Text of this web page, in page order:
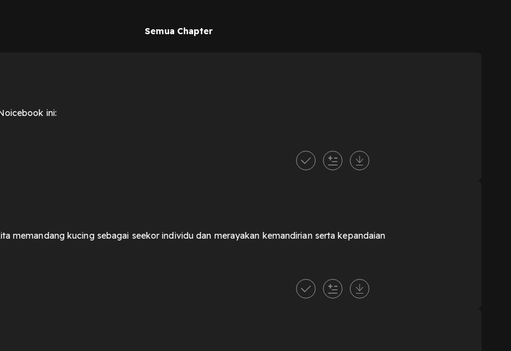
Semua Chapter
ini:
memandang kucing sebagai seekor individu dan merayakan kemandirian serta kepandaian